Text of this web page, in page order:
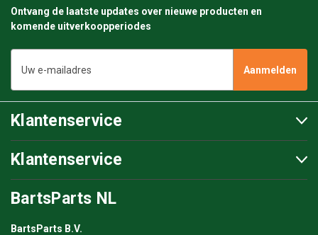
Ontvang de laatste updates over nieuwe producten en
komende uitverkoopperiodes
mailadres
Klantenservice
Klantenservice
BartsParts NL
BartsParts B.V.